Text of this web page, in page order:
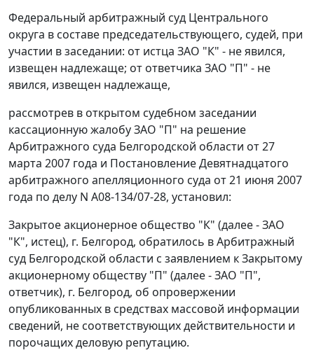
Федеральный арбитражный суд Центрального
округа в составе председательствующего, судей, при
участии в заседании: от истца ЗАО "К" - не явился,
извещен надлежаще; от ответчика ЗАО "П" - не
явился, извещен надлежаще,
рассмотрев в открытом судебном заседании
кассационную жалобу ЗАО "П" на решение
Арбитражного суда Белгородской области от 27
марта 2007 года и Постановление Девятнадцатого
арбитражного апелляционного суда от 21 июня 2007
года по делу N А08-134/07-28, установил:
Закрытое акционерное общество "К" (далее - ЗАО
"К", истец), г. Белгород, обратилось в Арбитражный
суд Белгородской области с заявлением к Закрытому
акционерному обществу "П" (далее - ЗАО "П",
ответчик), г. Белгород, об опровержении
опубликованных в средствах массовой информации
сведений, не соответствующих действительности и
порочащих деловую репутацию.